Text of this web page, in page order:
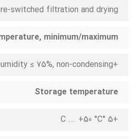
switched filtration and drying
minimum/maximum
+5°C ... +45°C, rel. humidity ≤ 75%, non-condensing
Storage temperature
+5 °C ... +50 °C